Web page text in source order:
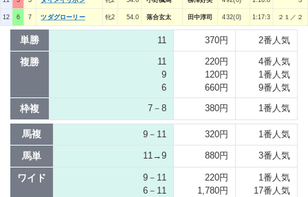
12 6 7 ツダグローリー 牝2 54.0 落合玄太 田中淳司 432(0) 1:17:3 ２１／２
単勝 11 370円 2番人気
複勝
11
9
6
220円
120円
660円
4番人気
1番人気
9番人気
枠複 7－8 380円 1番人気
馬複 9－11 320円 1番人気
馬単 11→9 880円 3番人気
ワイド
9－11
6－11
220円
1,780円
1番人気
17番人気